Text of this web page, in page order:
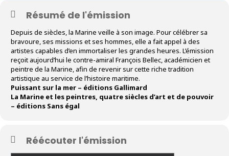
Résumé de l'émission
Depuis de siècles, la Marine veille à son image. Pour célébrer sa
bravoure, ses missions et ses hommes, elle a fait appel à des
artistes capables d’en immortaliser les grandes heures. L’émission
reçoit aujourd’hui le contre-amiral François Bellec, académicien et
peintre de la Marine, afin de revenir sur cette riche tradition
artistique au service de l’histoire maritime.
Puissant sur la mer – éditions Gallimard
La Marine et les peintres, quatre siècles d’art et de pouvoir
– éditions Sans égal
Réécouter l'émission